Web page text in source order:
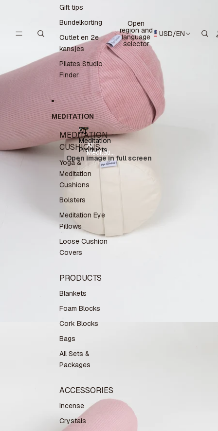
Gift tips
Bundelkorting
Outlet en 2e
kansjes
Pilates Studio
Finder
MEDITATION
MEDITATION
CUSHIONS
Yoga &
Meditation
Cushions
Bolsters
Meditation Eye
Pillows
Loose Cushion
Covers
PRODUCTS
Blankets
Foam Blocks
Cork Blocks
Bags
All Sets &
Packages
ACCESSORIES
Incense
Crystals
All
Meditation
Products
All
Meditation
Products
Open
region and
language
selector
USD/EN
Open image in full screen